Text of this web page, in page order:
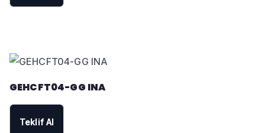
GEHCFT04-GG INA
Teklif Al